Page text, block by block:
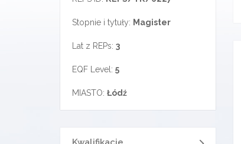
Stopnie i tytuły: Magister
Lat z REPs: 3
EQF Level: 5
MIASTO: Łódź